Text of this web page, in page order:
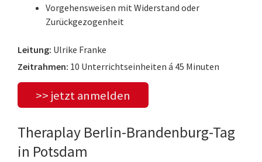
Vorgehensweisen mit Widerstand oder
Zurückgezogenheit
Leitung: Ulrike Franke
Zeitrahmen: 10 Unterrichtseinheiten á 45 Minuten
>> jetzt anmelden
Theraplay Berlin-Brandenburg-Tag
in Potsdam